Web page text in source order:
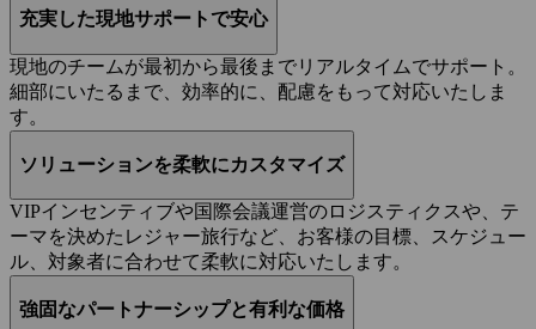
充実した現地サポートで安心
現地のチームが最初から最後までリアルタイムでサポート。
細部にいたるまで、効率的に、配慮をもって対応いたしま
す。
ソリューションを柔軟にカスタマイズ
VIPインセンティブや国際会議運営のロジスティクスや、テ
ーマを決めたレジャー旅行など、お客様の目標、スケジュー
ル、対象者に合わせて柔軟に対応いたします。
強固なパートナーシップと有利な価格